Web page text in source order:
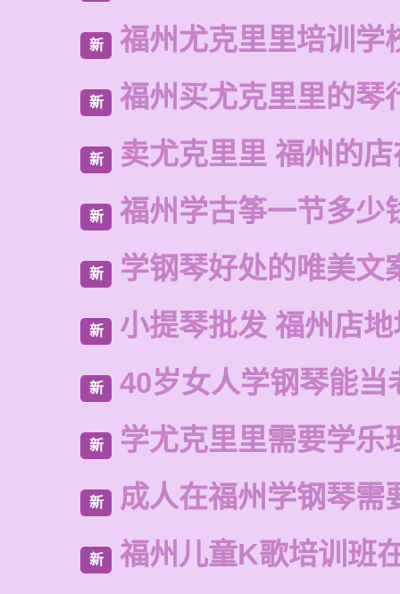
新 福州尤克里里培训学
新 福州买尤克里里的琴
新 卖尤克里里 福州的
新 福州学古筝一节多少
新 学钢琴好处的唯美文
新 小提琴批发 福州店
新 40岁女人学钢琴能当
新 学尤克里里需要学乐
新 成人在福州学钢琴需
新 福州儿童K歌培训班